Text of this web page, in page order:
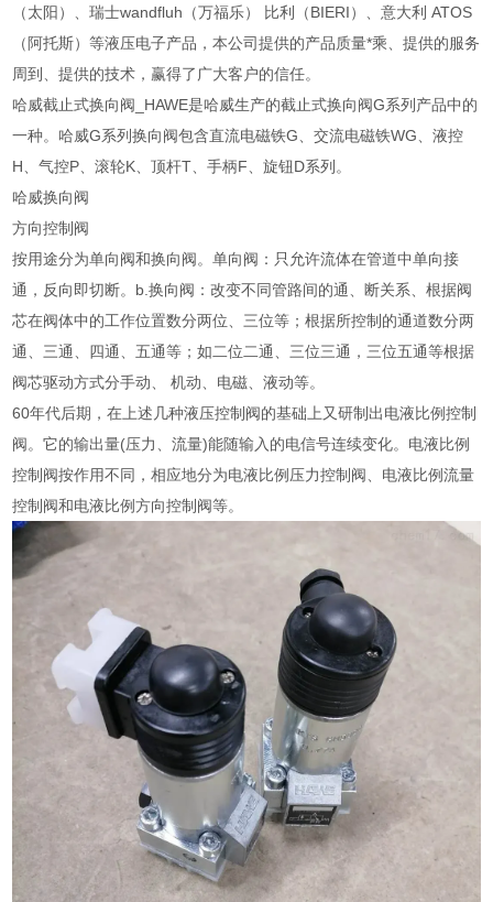
（太阳）、瑞士wandfluh（万福乐） 比利（BIERI）、意大利 ATOS
（阿托斯）等液压电子产品，本公司提供的产品质量*乘、提供的服务
周到、提供的技术，赢得了广大客户的信任。
哈威截止式换向阀_HAWE是哈威生产的截止式换向阀G系列产品中的
一种。哈威G系列换向阀包含直流电磁铁G、交流电磁铁WG、液控
H、气控P、滚轮K、顶杆T、手柄F、旋钮D系列。
哈威换向阀
方向控制阀
按用途分为单向阀和换向阀。单向阀：只允许流体在管道中单向接
通，反向即切断。b.换向阀：改变不同管路间的通、断关系、根据阀
芯在阀体中的工作位置数分两位、三位等；根据所控制的通道数分两
通、三通、四通、五通等；如二位二通、三位三通，三位五通等根据
阀芯驱动方式分手动、 机动、电磁、液动等。
60年代后期，在上述几种液压控制阀的基础上又研制出电液比例控制
阀。它的输出量(压力、流量)能随输入的电信号连续变化。电液比例
控制阀按作用不同，相应地分为电液比例压力控制阀、电液比例流量
控制阀和电液比例方向控制阀等。